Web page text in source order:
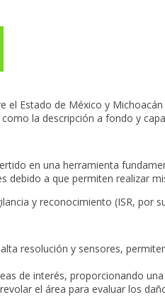
el Estado de México y Michoacán
la descripción a fondo y
en una herramienta
a que permiten realizar
y reconocimiento (ISR, por
resolución y sensores,
de interés, proporcionando
el área para evaluar los